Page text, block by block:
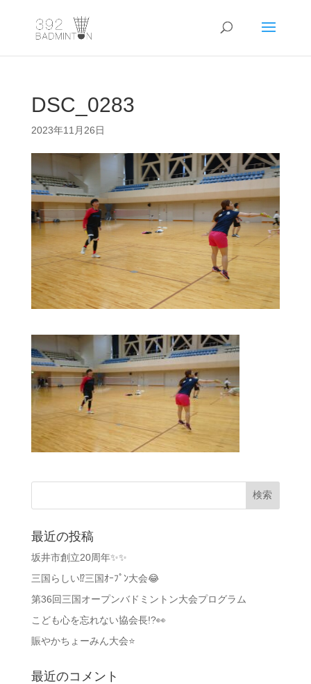
DSC_0283
2023年11月26日
最近の投稿
坂井市創立20周年✨✨
三国らしい⁉️三国ｵｰﾌﾟﾝ大会😂
第36回三国オープンバドミントン大会プログラム
こども心を忘れない協会長!?👀
賑やかちょーみん大会⭐
最近のコメント